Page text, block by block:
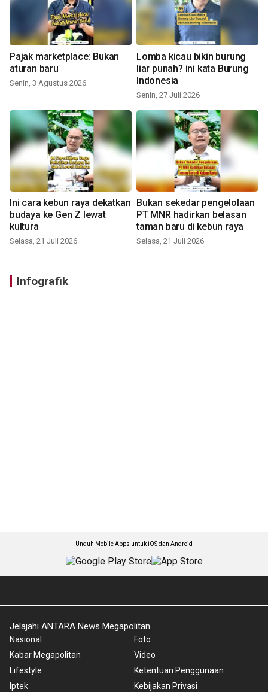
Pajak marketplace: Bukan
aturan baru
Senin, 3 Agustus 2026
Lomba kicau bikin burung
liar punah? ini kata Burung
Indonesia
Senin, 27 Juli 2026
Ini cara kebun raya dekatkan
budaya ke Gen Z lewat
kultura
Selasa, 21 Juli 2026
Bukan sekedar pengelolaan
PT MNR hadirkan belasan
taman baru di kebun raya
Selasa, 21 Juli 2026
Infografik
Unduh Mobile Apps untuk iOS dan Android
Jelajahi ANTARA News Megapolitan
Nasional
Kabar Megapolitan
Lifestyle
Iptek
Foto
Video
Ketentuan Penggunaan
Kebijakan Privasi